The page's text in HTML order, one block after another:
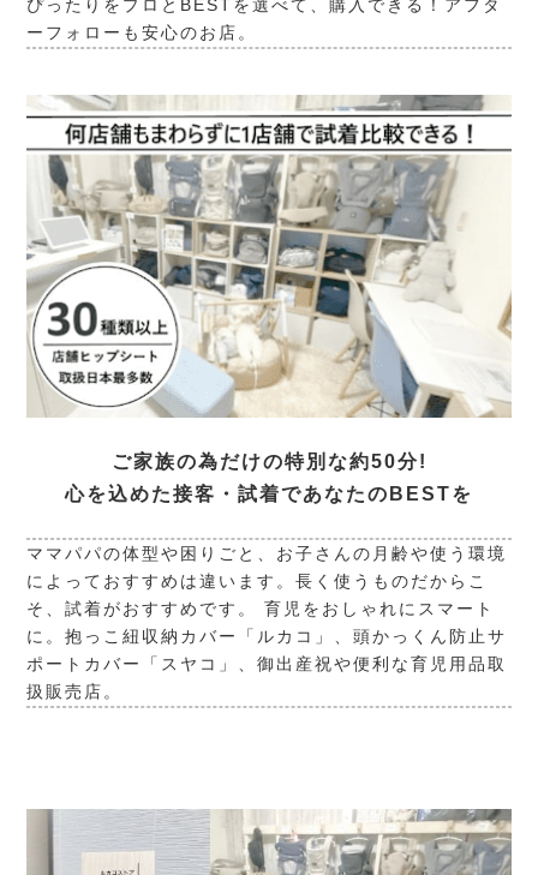
ぴったりをプロとBESTを選べて、購入できる！アフタ
ーフォローも安心のお店。
ご家族の為だけの特別な約50分!
心を込めた接客・試着であなたのBESTを
ママパパの体型や困りごと、お子さんの月齢や使う環境
によっておすすめは違います。長く使うものだからこ
そ、試着がおすすめです。 育児をおしゃれにスマート
に。抱っこ紐収納カバー「ルカコ」、頭かっくん防止サ
ポートカバー「スヤコ」、御出産祝や便利な育児用品取
扱販売店。